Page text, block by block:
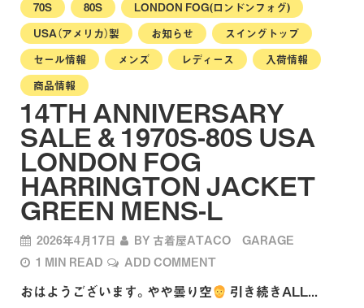
70S 80S
LONDON FOG(ロンドンフォグ)
USA（アメリカ）製
お知らせ
スイングトップ
セール情報
メンズ レディース
入荷情報
商品情報
14TH ANNIVERSARY
SALE & 1970S-80S USA
LONDON FOG
HARRINGTON JACKET
GREEN MENS-L
2026年4月17日 BY 古着屋ATACO GARAGE
1 MIN READ
ADD COMMENT
おはようございます。やや曇り空 引き続きALL...